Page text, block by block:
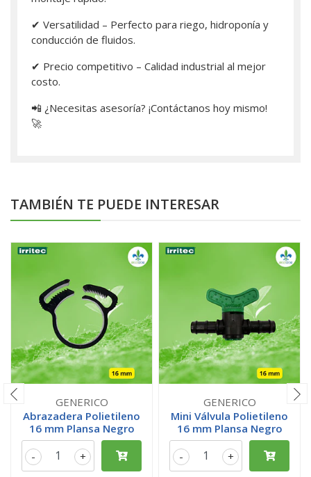
✔ Versatilidad – Perfecto para riego, hidroponía y
conducción de fluidos.
✔ Precio competitivo – Calidad industrial al mejor
costo.
📲 ¿Necesitas asesoría? ¡Contáctanos hoy mismo!
🚀
TAMBIÉN TE PUEDE INTERESAR
GENERICO
Abrazadera Polietileno
16 mm Plansa Negro
+
-
GENERICO
Mini Válvula Polietileno
16 mm Plansa Negro
+
-